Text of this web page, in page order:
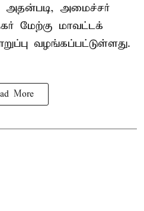
அதன்படி, அமைச்சர்
மேற்கு மாவட்டக்
வழங்கப்பட்டுள்ளது.
More